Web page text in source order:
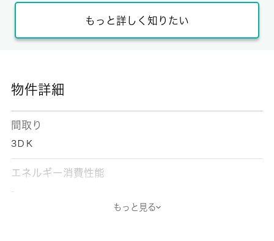
もっと詳しく知りたい
物件詳細
間取り
3ＤＫ
エネルギー消費性能
-
もっと見る